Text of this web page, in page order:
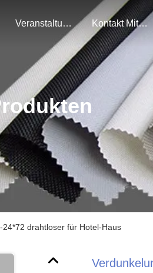
Veranstaltungen Kontakt Mit Uns
drahtloser für Hotel-Haus